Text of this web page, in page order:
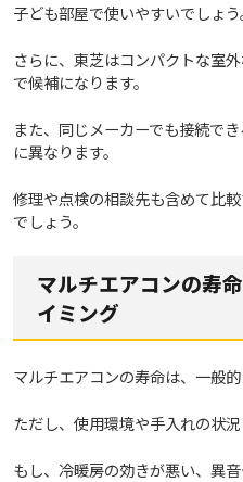
子ども部屋で使いやすいでしょう
さらに、東芝はコンパクトな室
で候補になります。
また、同じメーカーでも接続で
に異なります。
修理や点検の相談先も含めて比
でしょう。
マルチエアコンの寿
イミング
マルチエアコンの寿命は、一般
ただし、使用環境や手入れの状況
もし、冷暖房の効きが悪い、異